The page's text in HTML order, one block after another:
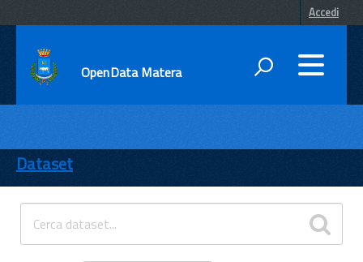
Accedi
OpenData Matera
ENTI
TEMI
INFORMAZIONI
Dataset